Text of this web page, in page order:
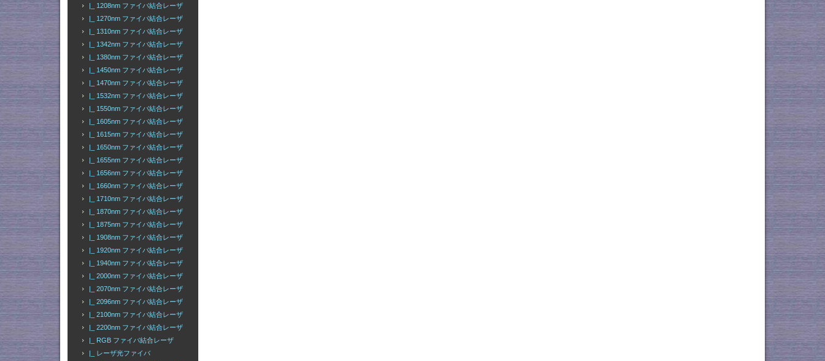
|_ 1208nm ファイバ結合レーザ
|_ 1270nm ファイバ結合レーザ
|_ 1310nm ファイバ結合レーザ
|_ 1342nm ファイバ結合レーザ
|_ 1380nm ファイバ結合レーザ
|_ 1450nm ファイバ結合レーザ
|_ 1470nm ファイバ結合レーザ
|_ 1532nm ファイバ結合レーザ
|_ 1550nm ファイバ結合レーザ
|_ 1605nm ファイバ結合レーザ
|_ 1615nm ファイバ結合レーザ
|_ 1650nm ファイバ結合レーザ
|_ 1655nm ファイバ結合レーザ
|_ 1656nm ファイバ結合レーザ
|_ 1660nm ファイバ結合レーザ
|_ 1710nm ファイバ結合レーザ
|_ 1870nm ファイバ結合レーザ
|_ 1875nm ファイバ結合レーザ
|_ 1908nm ファイバ結合レーザ
|_ 1920nm ファイバ結合レーザ
|_ 1940nm ファイバ結合レーザ
|_ 2000nm ファイバ結合レーザ
|_ 2070nm ファイバ結合レーザ
|_ 2096nm ファイバ結合レーザ
|_ 2100nm ファイバ結合レーザ
|_ 2200nm ファイバ結合レーザ
|_ RGB ファイバ結合レーザ
|_ レーザ光ファイバ